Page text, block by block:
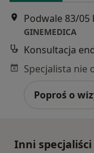
Podwale 83/05
GINEMEDICA
Konsultacja
Poproś o
Inni